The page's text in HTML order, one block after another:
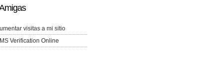
visitas a mi sitio
Verification Online